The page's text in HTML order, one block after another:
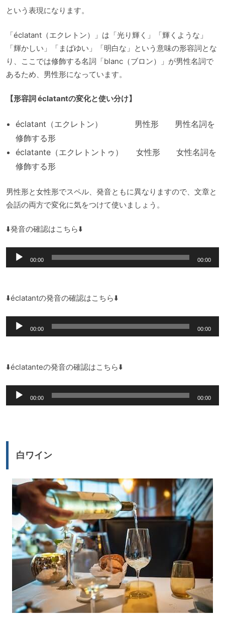
という表現になります。
「éclatant（エクレトン）」は「光り輝く」「輝くような」
「輝かしい」「まばゆい」「明白な」という意味の形容詞とな
り、ここでは修飾する名詞「blanc（ブロン）」が男性名詞で
あるため、男性形になっています。
【形容詞 éclatantの変化と使い分け】
éclatant（エクレトン） 男性形 男性名詞を
修飾する形
éclatante（エクレトントゥ） 女性形 女性名詞を
修飾する形
男性形と女性形でスペル、発音ともに異なりますので、文章と
会話の両方で変化に気をつけて使いましょう。
⬇️発音の確認はこちら⬇️
声
レ
ー
00:00 00:00
⬇️éclatantの発音の確認はこちら⬇️
声
レ
ー
00:00 00:00
⬇️éclatanteの発音の確認はこちら⬇️
声
ー
00:00 00:00
白ワイン